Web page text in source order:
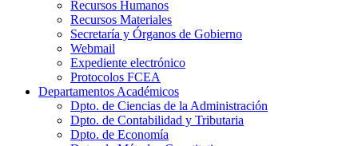
Recursos Humanos
Recursos Materiales
Secretaría y Órganos de Gobierno
Webmail
Expediente electrónico
Protocolos FCEA
Departamentos Académicos
Dpto. de Ciencias de la Administración
Dpto. de Contabilidad y Tributaria
Dpto. de Economía